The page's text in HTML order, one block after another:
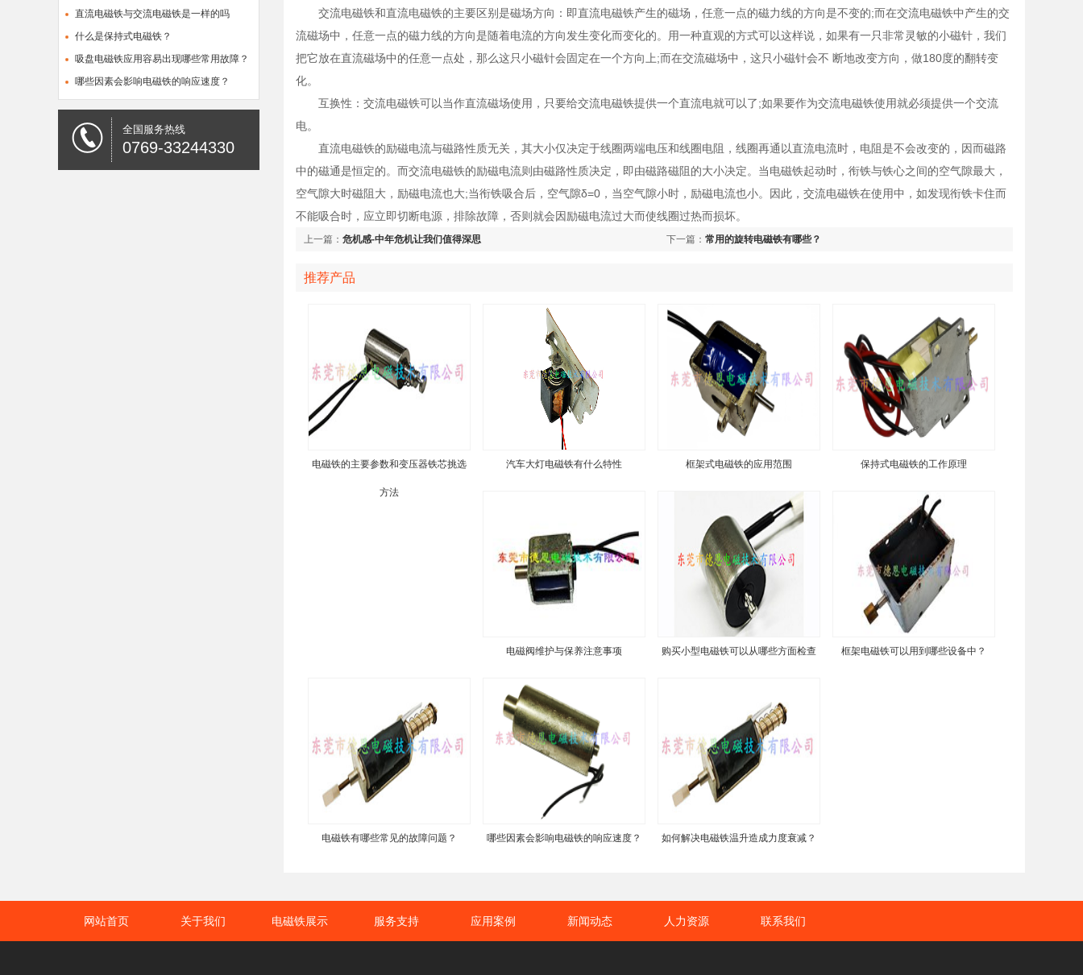
直流电磁铁与交流电磁铁是一样的吗
什么是保持式电磁铁？
吸盘电磁铁应用容易出现哪些常用故障？
哪些因素会影响电磁铁的响应速度？
全国服务热线
0769-33244330
交流电磁铁和直流电磁铁的主要区别是磁场方向：即直流电磁铁产生的磁场，任意一点的磁力线的方向是不变的;而在交流电磁铁中产生的交
流磁场中，任意一点的磁力线的方向是随着电流的方向发生变化而变化的。用一种直观的方式可以这样说，如果有一只非常灵敏的小磁针，我们
把它放在直流磁场中的任意一点处，那么这只小磁针会固定在一个方向上;而在交流磁场中，这只小磁针会不 断地改变方向，做180度的翻转变
化。
互换性：交流电磁铁可以当作直流磁场使用，只要给交流电磁铁提供一个直流电就可以了;如果要作为交流电磁铁使用就必须提供一个交流
电。
直流电磁铁的励磁电流与磁路性质无关，其大小仅决定于线圈两端电压和线圈电阻，线圈再通以直流电流时，电阻是不会改变的，因而磁路
中的磁通是恒定的。而交流电磁铁的励磁电流则由磁路性质决定，即由磁路磁阻的大小决定。当电磁铁起动时，衔铁与铁心之间的空气隙最大，
空气隙大时磁阻大，励磁电流也大;当衔铁吸合后，空气隙δ=0，当空气隙小时，励磁电流也小。因此，交流电磁铁在使用中，如发现衔铁卡住而
不能吸合时，应立即切断电源，排除故障，否则就会因励磁电流过大而使线圈过热而损坏。
上一篇： 危机感-中年危机让我们值得深思 下一篇： 常用的旋转电磁铁有哪些？
推荐产品
电磁铁的主要参数和变压器铁芯挑选
方法
汽车大灯电磁铁有什么特性 框架式电磁铁的应用范围 保持式电磁铁的工作原理
电磁阀维护与保养注意事项 购买小型电磁铁可以从哪些方面检查 框架电磁铁可以用到哪些设备中？
电磁铁有哪些常见的故障问题？ 哪些因素会影响电磁铁的响应速度？ 如何解决电磁铁温升造成力度衰减？
网站首页 关于我们 电磁铁展示 服务支持 应用案例 新闻动态 人力资源 联系我们